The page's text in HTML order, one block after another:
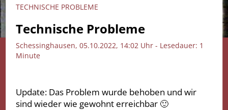
TECHNISCHE PROBLEME
Technische Probleme
Schessinghausen, 05.10.2022, 14:02 Uhr - Lesedauer: 1
Minute
Update: Das Problem wurde behoben und wir
sind wieder wie gewohnt erreichbar 🙂